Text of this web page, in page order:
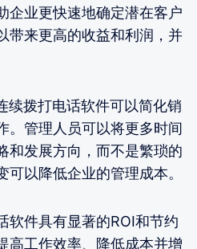
企业更快速地确定潜在客户
带来更高的收益和利润，并
续拨打电话软件可以简化销
。管理人员可以将更多时间
和发展方向，而不是繁琐的
可以降低企业的管理成本。
软件具有显著的ROI和节约
高工作效率、降低成本并增